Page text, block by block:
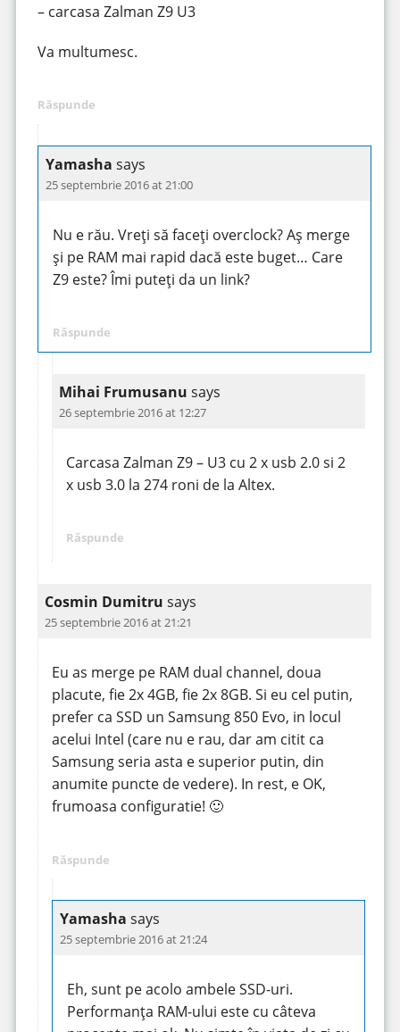
– carcasa Zalman Z9 U3
Va multumesc.
Răspunde
Yamasha says
25 septembrie 2016 at 21:00
Nu e rău. Vreți să faceți overclock? Aș merge
și pe RAM mai rapid dacă este buget… Care
Z9 este? Îmi puteți da un link?
Răspunde
Mihai Frumusanu says
26 septembrie 2016 at 12:27
Carcasa Zalman Z9 – U3 cu 2 x usb 2.0 si 2
x usb 3.0 la 274 roni de la Altex.
Răspunde
Cosmin Dumitru says
25 septembrie 2016 at 21:21
Eu as merge pe RAM dual channel, doua
placute, fie 2x 4GB, fie 2x 8GB. Si eu cel putin,
prefer ca SSD un Samsung 850 Evo, in locul
acelui Intel (care nu e rau, dar am citit ca
Samsung seria asta e superior putin, din
anumite puncte de vedere). In rest, e OK,
frumoasa configuratie! 🙂
Răspunde
Yamasha says
25 septembrie 2016 at 21:24
Eh, sunt pe acolo ambele SSD-uri.
Performanța RAM-ului este cu câteva